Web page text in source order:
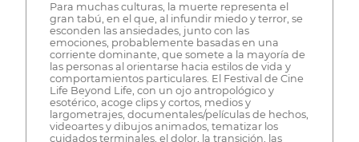
Para muchas culturas, la muerte representa el
gran tabú, en el que, al infundir miedo y terror, se
esconden las ansiedades, junto con las
emociones, probablemente basadas en una
corriente dominante, que somete a la mayoría de
las personas al orientarse hacia estilos de vida y
comportamientos particulares. El Festival de Cine
Life Beyond Life, con un ojo antropológico y
esotérico, acoge clips y cortos, medios y
largometrajes, documentales/películas de hechos,
videoartes y dibujos animados, tematizar los
cuidados terminales, el dolor, la transición, las